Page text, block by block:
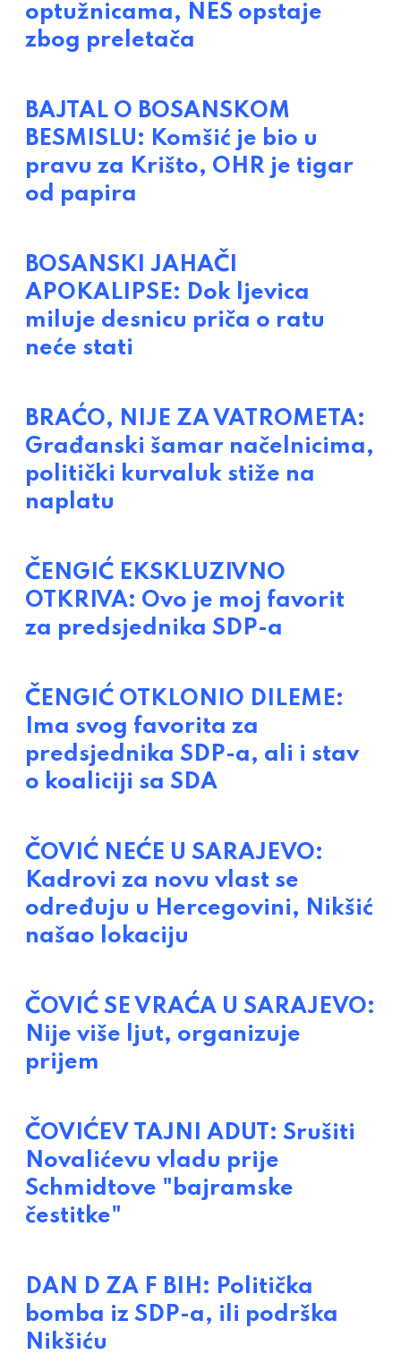
optužnicama, NES opstaje
zbog preletača
BAJTAL O BOSANSKOM
BESMISLU: Komšić je bio u
pravu za Krišto, OHR je tigar
od papira
BOSANSKI JAHAČI
APOKALIPSE: Dok ljevica
miluje desnicu priča o ratu
neće stati
BRAĆO, NIJE ZA VATROMETA:
Građanski šamar načelnicima,
politički kurvaluk stiže na
naplatu
ČENGIĆ EKSKLUZIVNO
OTKRIVA: Ovo je moj favorit
za predsjednika SDP-a
ČENGIĆ OTKLONIO DILEME:
Ima svog favorita za
predsjednika SDP-a, ali i stav
o koaliciji sa SDA
ČOVIĆ NEĆE U SARAJEVO:
Kadrovi za novu vlast se
određuju u Hercegovini, Nikšić
našao lokaciju
ČOVIĆ SE VRAĆA U SARAJEVO:
Nije više ljut, organizuje
prijem
ČOVIĆEV TAJNI ADUT: Srušiti
Novalićevu vladu prije
Schmidtove "bajramske
čestitke"
DAN D ZA F BIH: Politička
bomba iz SDP-a, ili podrška
Nikšiću